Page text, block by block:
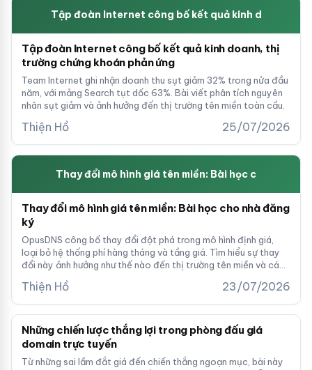
Tập đoàn Internet công bố kết quả kinh d
Tập đoàn Internet công bố kết quả kinh doanh, thị
trường chứng khoán phản ứng
Team Internet ghi nhận doanh thu sụt giảm 32% trong nửa đầu
năm, với mảng Search tụt dốc 63%. Bài viết phân tích nguyên
nhân sụt giảm và ảnh hưởng đến thị trường tên miền toàn cầu.
Thiện Hồ 25/07/2026
Thay đổi mô hình giá tên miền: Bài học c
Thay đổi mô hình giá tên miền: Bài học cho nhà đăng
ký
OpusDNS công bố thay đổi đột phá trong mô hình định giá,
loại bỏ hệ thống phí hàng tháng và tầng giá. Tìm hiểu sự thay
đổi này ảnh hưởng như thế nào đến thị trường tên miền và cách
Thiện Hồ 23/07/2026
Những chiến lược thắng lợi trong phòng đấu giá
domain trực tuyến
Từ những sai lầm đắt giá đến chiến thắng ngoạn mục, bài này